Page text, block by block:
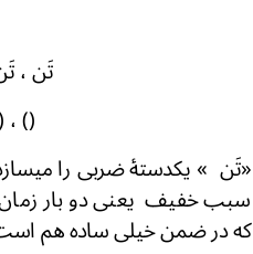
تَن
()
«تَن » یکدستۀ ضربی را
سبب خفیف یعنی دو بار
که در ضمن